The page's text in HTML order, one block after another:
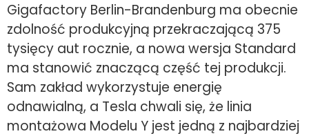
Gigafactory Berlin-Brandenburg ma obecnie
zdolność produkcyjną przekraczającą 375
tysięcy aut rocznie, a nowa wersja Standard
ma stanowić znaczącą część tej produkcji.
Sam zakład wykorzystuje energię
odnawialną, a Tesla chwali się, że linia
montażowa Modelu Y jest jedną z najbardziej